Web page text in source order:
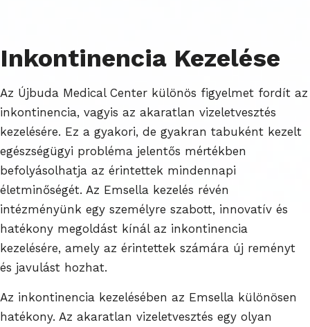
Inkontinencia Kezelése
Az Újbuda Medical Center különös figyelmet fordít az
inkontinencia, vagyis az akaratlan vizeletvesztés
kezelésére. Ez a gyakori, de gyakran tabuként kezelt
egészségügyi probléma jelentős mértékben
befolyásolhatja az érintettek mindennapi
életminőségét. Az Emsella kezelés révén
intézményünk egy személyre szabott, innovatív és
hatékony megoldást kínál az inkontinencia
kezelésére, amely az érintettek számára új reményt
és javulást hozhat.
Az inkontinencia kezelésében az Emsella különösen
hatékony. Az akaratlan vizeletvesztés egy olyan